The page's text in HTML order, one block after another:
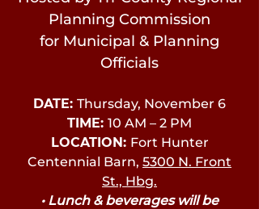
Planning Commission
for Municipal & Planning
Officials
DATE: Thursday, November 6
TIME: 10 AM – 2 PM
LOCATION: Fort Hunter
Centennial Barn, 5300 N. Front
St., Hbg.
• Lunch & beverages will be